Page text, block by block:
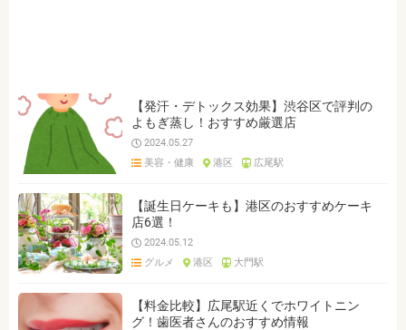
【発汗・デトックス効果】渋谷区で評判の
よもぎ蒸し！おすすめ厳選店
2024.05.27
美容・健康
港区 広尾駅
【誕生日ケーキも】港区のおすすめケーキ
店6選！
2024.05.12
グルメ
港区 大門駅
【料金比較】広尾駅近くでホワイトニン
グ！歯医者さんのおすすめ情報